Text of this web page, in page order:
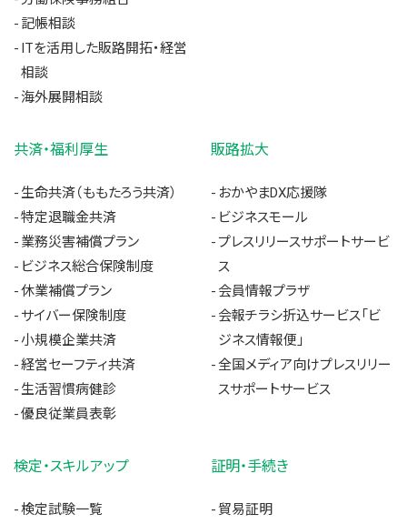
記帳相談
ITを活用した販路開拓・経営
相談
海外展開相談
共済・福利厚生
生命共済（ももたろう共済）
特定退職金共済
業務災害補償プラン
ビジネス総合保険制度
休業補償プラン
サイバー保険制度
小規模企業共済
経営セーフティ共済
生活習慣病健診
優良従業員表彰
販路拡大
おかやまDX応援隊
ビジネスモール
プレスリリースサポートサービ
ス
会員情報プラザ
会報チラシ折込サービス「ビ
ジネス情報便」
全国メディア向けプレスリリー
スサポートサービス
検定・スキルアップ
検定試験一覧
証明・手続き
貿易証明